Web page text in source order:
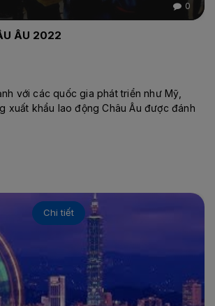
0
ÂU 2022
với các quốc gia phát triển như Mỹ,
xuất khẩu lao động Châu Âu được đánh
Chi tiết